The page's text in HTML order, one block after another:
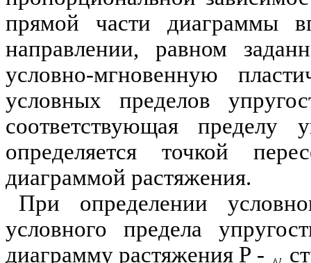
прямой части диаграммы
направлении, равном
условно-мгновенную
условных пределов
соответствующая пределу
определяется точкой
диаграммой растяжения.
При определении
условного предела
диаграмму растяжения Р -